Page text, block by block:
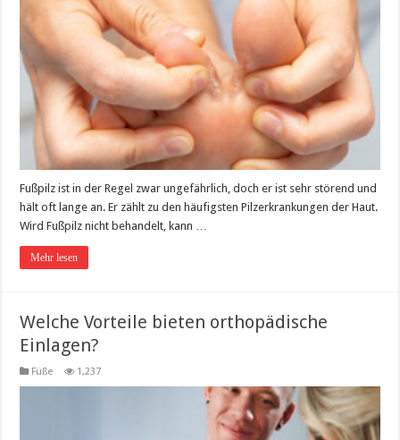
Fußpilz ist in der Regel zwar ungefährlich, doch er ist sehr störend und
hält oft lange an. Er zählt zu den häufigsten Pilzerkrankungen der Haut.
Wird Fußpilz nicht behandelt, kann …
Mehr lesen
Welche Vorteile bieten orthopädische
Einlagen?
Füße 1,237